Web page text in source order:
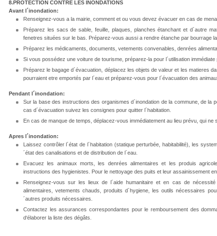
8.PROTECTION CONTRE LES INONDATIONS
Avant l´inondation:
Renseignez-vous a la mairie, comment et ou vous devez évacuer en cas de
Préparez les sacs de sable, feuille, plaques, planches étanchant et d´autre
fenetres situées sur le bas. Préparez-vous aussi a rendre étanche par bourrage
Préparez les médicaments, documents, vetements convenables, denrées
Si vous possédez une voiture de tourisme, préparez-la pour l´utilisation immédiate
Préparez le bagage d´évacuation, déplacez les objets de valeur et les matieres
pourraient etre emportés par l´eau et préparez-vous pour l´évacuation des
Pendant l´inondation:
Sur la base des instructions des organismes d´inondation de la commune, de la
cas d´évacuation suivez les consignes pour quitter l´habitation.
En cas de manque de temps, déplacez-vous immédiatement au lieu prévu, qui ne
Apres l´inondation:
Laissez contrôler l´état de l´habitation (statique perturbée, habitabilité), les
´état des canalisations et de distribution de l´eau.
Evacuez les animaux morts, les denrées alimentaires et les produis
instructions des hygienistes. Pour le nettoyage des puits et leur assainissement
Renseignez-vous sur les lieux de l´aide humanitaire et en cas de nécessité
alimentaires, vetements chauds, produits d´hygiene, les outils nécessaires
´autres produits nécessaires.
Contactez les assurances correspondantes pour le remboursement des
d‘élaborer la liste des dégâts.